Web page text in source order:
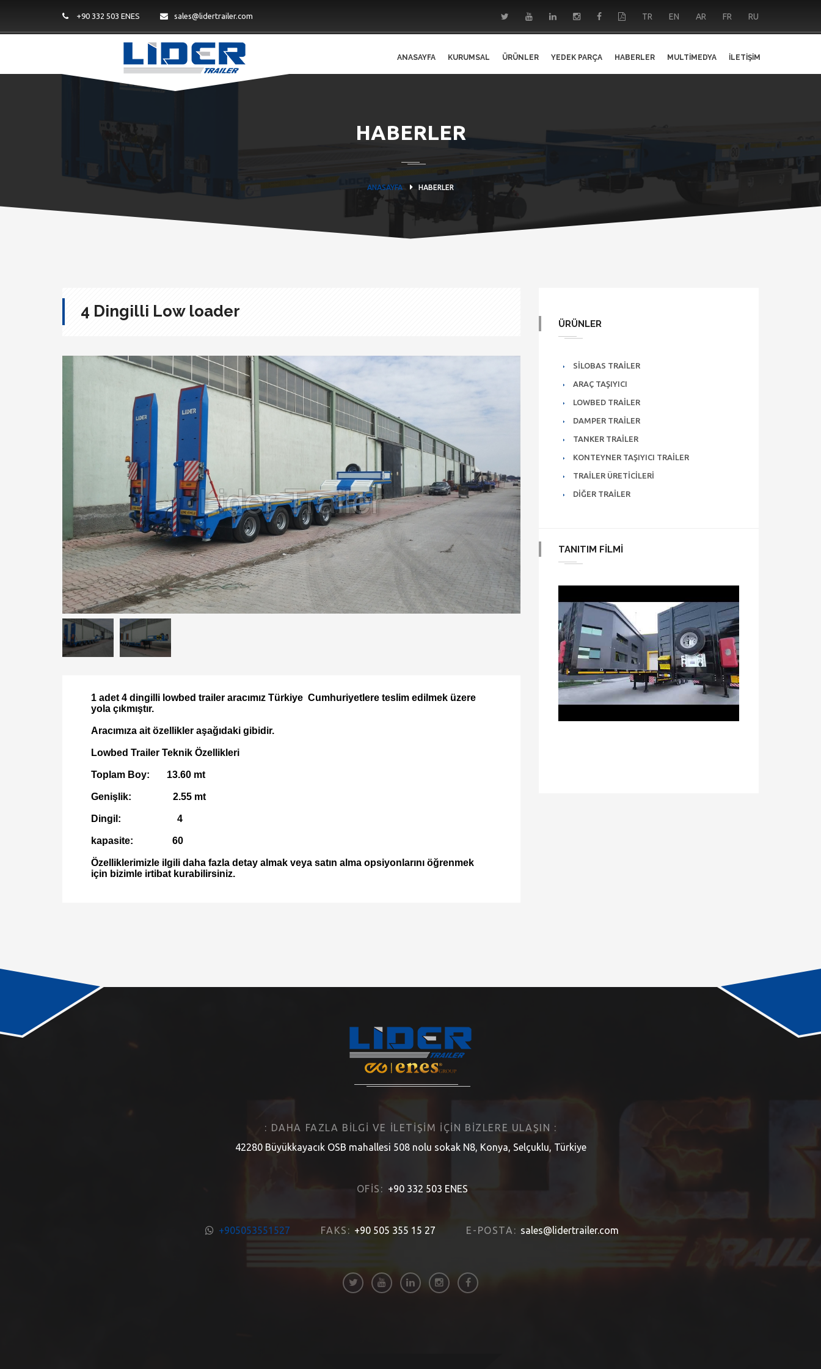
+90 332 503 ENES sales@lidertrailer.com TR EN AR FR RU
ANASAYFA KURUMSAL ÜRÜNLER YEDEK PARÇA HABERLER MULTIMEDYA İLETIŞIM
HABERLER
ANASAYFA HABERLER
4 Dingilli Low loader
1 adet 4 dingilli lowbed trailer aracımız Türkiye Cumhuriyetlere teslim edilmek üzere
yola çıkmıştır.
Aracımıza ait özellikler aşağıdaki gibidir.
Lowbed Trailer Teknik Özellikleri
Toplam Boy: 13.60 mt
Genişlik: 2.55 mt
Dingil: 4
kapasite: 60
Özelliklerimizle ilgili daha fazla detay almak veya satın alma opsiyonlarını öğrenmek
için bizimle irtibat kurabilirsiniz.
ÜRÜNLER
SILOBAS TRAILER
ARAÇ TAŞIYICI
LOWBED TRAILER
DAMPER TRAILER
TANKER TRAILER
KONTEYNER TAŞIYICI TRAILER
TRAILER ÜRETICILERI
DIĞER TRAILER
TANITIM FILMI
: DAHA FAZLA BILGI VE ILETIŞIM IÇIN BIZLERE ULAŞIN :
42280 Büyükkayacık OSB mahallesi 508 nolu sokak N8, Konya, Selçuklu, Türkiye
OFIS: +90 332 503 ENES
+905053551527 FAKS: +90 505 355 15 27 E-POSTA: sales@lidertrailer.com